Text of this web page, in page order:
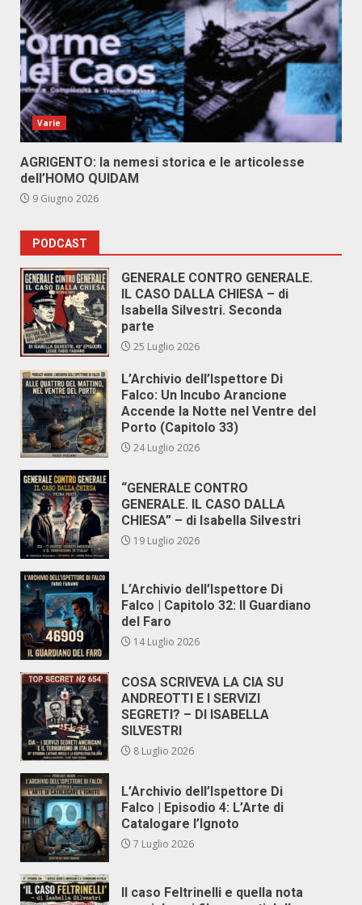
Varie
AGRIGENTO: la nemesi storica e le articolesse
dell’HOMO QUIDAM
9 Giugno 2026
PODCAST
GENERALE CONTRO GENERALE.
IL CASO DALLA CHIESA – di
Isabella Silvestri. Seconda
parte
25 Luglio 2026
L’Archivio dell’Ispettore Di
Falco: Un Incubo Arancione
Accende la Notte nel Ventre del
Porto (Capitolo 33)
24 Luglio 2026
“GENERALE CONTRO
GENERALE. IL CASO DALLA
CHIESA” – di Isabella Silvestri
19 Luglio 2026
L’Archivio dell’Ispettore Di
Falco | Capitolo 32: Il Guardiano
del Faro
14 Luglio 2026
COSA SCRIVEVA LA CIA SU
ANDREOTTI E I SERVIZI
SEGRETI? – DI ISABELLA
SILVESTRI
8 Luglio 2026
L’Archivio dell’Ispettore Di
Falco | Episodio 4: L’Arte di
Catalogare l’Ignoto
7 Luglio 2026
Il caso Feltrinelli e quella nota